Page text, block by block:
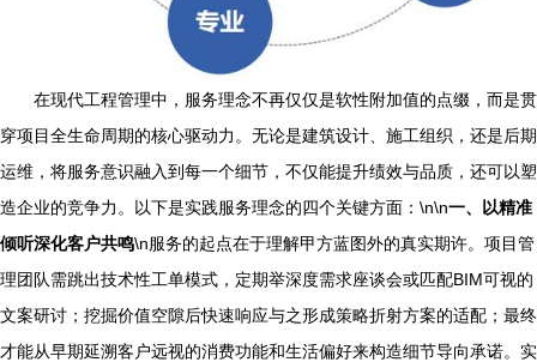
在现代工程管理中，服务理念不再仅仅是软性附加值的点缀，而是贯
穿项目全生命周期的核心驱动力。无论是建筑设计、施工组织，还是后期
运维，将服务意识融入到每一个细节，不仅能提升绩效与品质，还可以塑
造企业的竞争力。以下是实践服务理念的四个关键方面：\n\n一、以精准
倾听深化客户共鸣\n服务的起点在于理解甲方蓝图外的真实期许。项目管
理团队需跳出技术性工单模式，定期举深度需求座谈会或匹配BIM可视的
文案研讨；挖掘价值空隙后快速响应与之形成策略折射方案的适配；最终
才能从早期延溯客户远视的消费功能和生活偏好来构造细节导向承诺。实